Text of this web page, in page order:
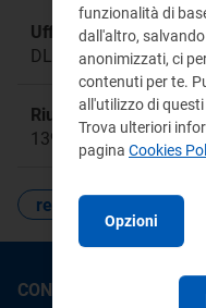
Ufficio responsabile:
DLEG
Riunione:
1391a
reclami
CONTATTI
funzionalità di
dall'altro,
anonimizzati, ci
contenuti per te.
all'utilizzo di
Trova ulteriori
pagina Cookies
Opzioni